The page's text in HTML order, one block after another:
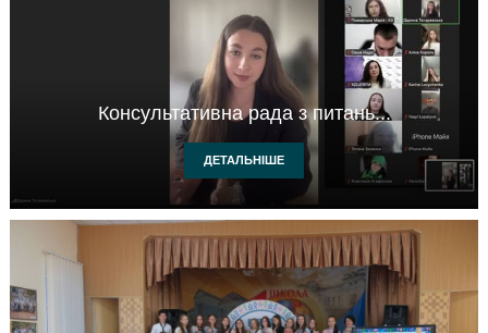
Консультативна рада з питань...
ДЕТАЛЬНІШЕ